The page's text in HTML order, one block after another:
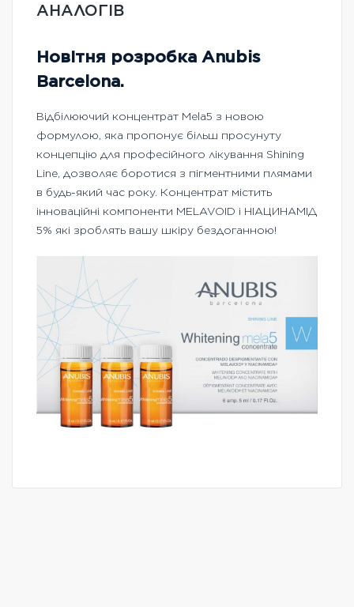
АНАЛОГІВ
Новітня розробка Anubis
Barcelona.
Відбілюючий концентрат Melа5 з новою
формулою, яка пропонує більш просунуту
концепцію для професійного лікування Shining
Line, дозволяє боротися з пігментними плямами
в будь-який час року. Концентрат містить
інноваційні компоненти MELAVOID і НІАЦИНАМІД
5% які зроблять вашу шкіру бездоганною!